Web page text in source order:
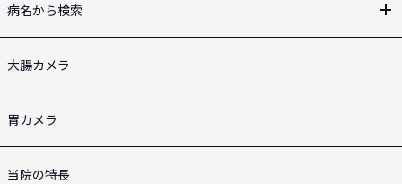
病名から検索
大腸カメラ
胃カメラ
当院の特長